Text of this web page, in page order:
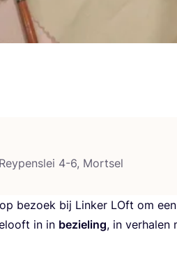
4-6, Mortsel
bezoek bij Lin­ker LOft om
in in bezie­ling, in ver­ha­len